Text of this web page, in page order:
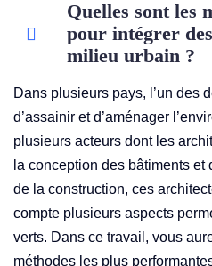
Quelles sont les
pour intégrer
milieu urbain ?
Dans plusieurs pays, l’un des
d’assainir et d’aménager
plusieurs acteurs dont les
la conception des bâtiments
de la construction, ces
compte plusieurs aspects
verts. Dans ce travail, vous
méthodes les plus